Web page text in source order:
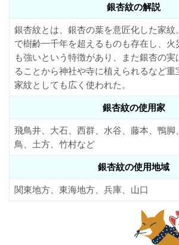
銀杏紋の解説
銀杏紋とは、銀杏の葉を意匠化した家紋
で樹齢一千年を超えるものも存在し、火
も強いという特徴があり、また銀杏の
ることから神社や寺に植えられるなど重
家紋としても広く使われた。
銀杏紋の使用家
飛鳥井、大石、西群、水谷、藤本、鴨脚
鳥、土方、竹村など
銀杏紋の使用地域
関東地方、東海地方、兵庫、山口